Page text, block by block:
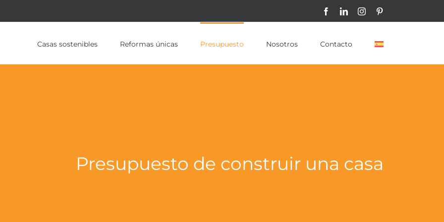
FacebookLinkedInInstagram
Casas sostenibles Reformas únicas Presupuesto Nosotros Contacto
Presupuesto de construir una casa